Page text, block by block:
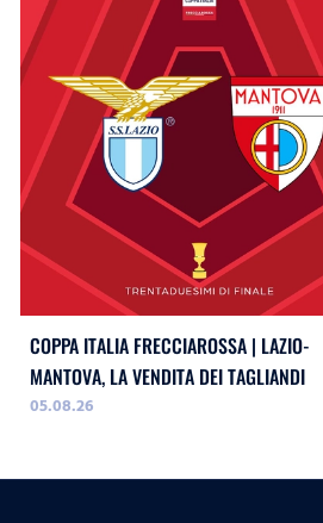
COPPA ITALIA FRECCIAROSSA | LAZIO-
MANTOVA, LA VENDITA DEI TAGLIANDI
05.08.26